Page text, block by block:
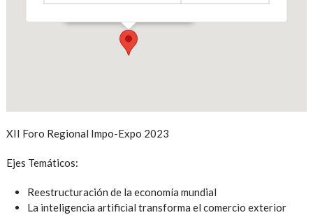
XII Foro Regional Impo-Expo 2023
Ejes Temáticos:
Reestructuración de la economía mundial
La inteligencia artificial transforma el comercio exterior